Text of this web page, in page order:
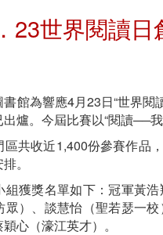
23世界閱讀
館為響應4月23日“世界閱
爐。今屆比賽以“閱讀──
收近1,400份參賽作品，
。
獎名單如下：冠軍黃浩
眾）、談慧怡（聖若瑟一
心（濠江英才）。